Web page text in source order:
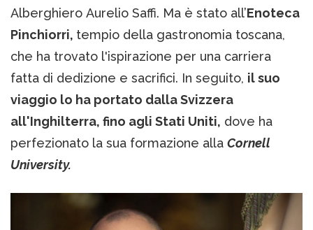
Alberghiero Aurelio Saffi. Ma è stato all’Enoteca
Pinchiorri, tempio della gastronomia toscana,
che ha trovato l'ispirazione per una carriera
fatta di dedizione e sacrifici. In seguito, il suo
viaggio lo ha portato dalla Svizzera
all'Inghilterra, fino agli Stati Uniti, dove ha
perfezionato la sua formazione alla Cornell
University.